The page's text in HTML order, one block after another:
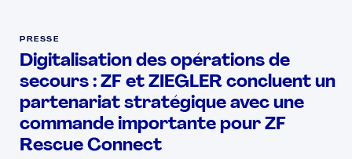
L’AUTOMOTIVE
ADHÉRENTS
PRESSE
Digitalisation des opérations de
secours : ZF et ZIEGLER concluent un
partenariat stratégique avec une
commande importante pour ZF
Rescue Connect